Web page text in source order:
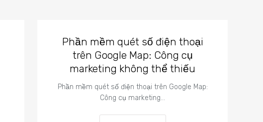
Phần mềm quét số điện thoại
trên Google Map: Công cụ
marketing không thể thiếu
Phần mềm quét số điện thoại trên Google Map:
Công cụ marketing…